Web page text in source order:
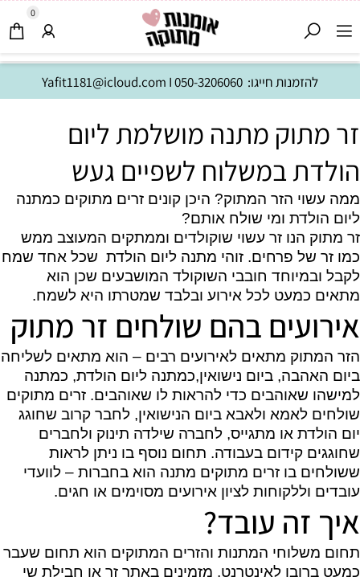
להזמנות חייגו: Yafit1181@icloud.com I050-3206060
0
זר מתוק מתנה מושלמת ליום
הולדת במשלוח לשפיים געש
ממה עשוי הזר המתוק? היכן קונים זרים מתוקים כמתנה
ליום הולדת ומי שולח אותם?
זר מתוק הנו זר עשוי שוקולדים וממתקים המעוצב ממש
כמו זר של פרחים. זוהי מתנה ליום הולדת שכל אחד שמח
לקבל ובמיוחד חובבי השוקולד המושבעים שכן הוא
מתאים כמעט לכל אירוע ובלבד שמטרתו היא לשמח.
אירועים בהם שולחים זר מתוק
הזר המתוק מתאים לאירועים רבים – הוא מתאים לשליחה
ביום האהבה, ביום נישואין,כמתנה ליום הולדת, כמתנה
למישהו שאוהבים כדי להראות לו שאוהבים. זרים מתוקים
שולחים לאמא ולאבא ביום הנישואין, לחבר קרוב שחוגג
יום הולדת או מתגייס, לחברה שילדה תינוק ולחברים
שחוגגים קידום בעבודה. תחום נוסף בו ניתן לראות
ששולחים בו זרים מתוקים מתנה הוא בחברות – לוועדי
עובדים וללקוחות לציון אירועים מסוימים או חגים.
איך זה עובד?
תחום משלוחי המתנות והזרים המתוקים הוא תחום שעבר
כמעט ברובו לאינטרנט. מזמינים באתר זר או חבילת שי